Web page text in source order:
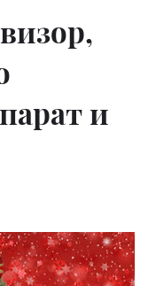
и